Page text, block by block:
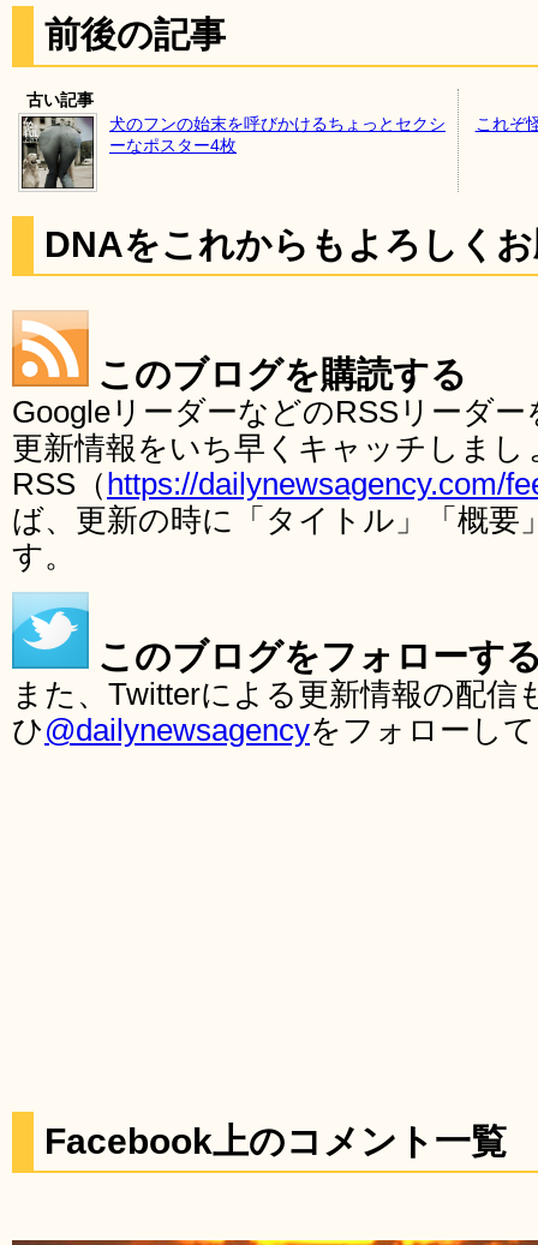
前後の記事
古い記事
犬のフンの始末を呼びかけるちょっとセクシ
ーなポスター4枚
これぞ
DNAをこれからもよろしく
このブログを購読する
GoogleリーダーなどのRSSリーダ
更新情報をいち早くキャッチしま
RSS（ https://dailynewsagency.com/
ば、更新の時に「タイトル」「概要
す。
このブログをフォローす
また、Twitterによる更新情報の配
ひ@dailynewsagencyをフォローし
Facebook上のコメント一覧